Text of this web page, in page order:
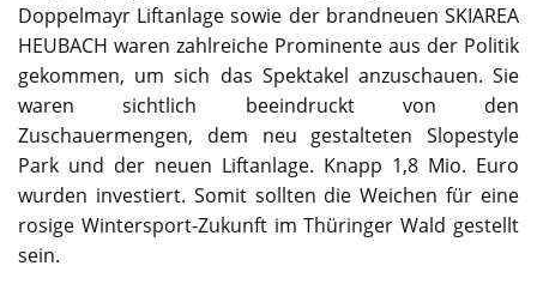
Doppelmayr Liftanlage sowie der brandneuen SKIAREA
HEUBACH waren zahlreiche Prominente aus der Politik
gekommen, um sich das Spektakel anzuschauen. Sie
waren sichtlich beeindruckt von den
Zuschauermengen, dem neu gestalteten Slopestyle
Park und der neuen Liftanlage. Knapp 1,8 Mio. Euro
wurden investiert. Somit sollten die Weichen für eine
rosige Wintersport-Zukunft im Thüringer Wald gestellt
sein.